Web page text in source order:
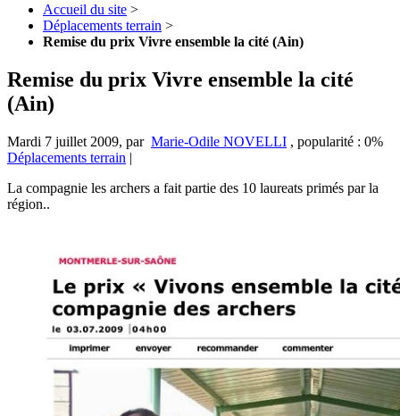
Accueil du site >
Déplacements terrain >
Remise du prix Vivre ensemble la cité (Ain)
Remise du prix Vivre ensemble la cité
(Ain)
Mardi 7 juillet 2009, par Marie-Odile NOVELLI , popularité : 0%
Déplacements terrain |
La compagnie les archers a fait partie des 10 laureats primés par la
région..